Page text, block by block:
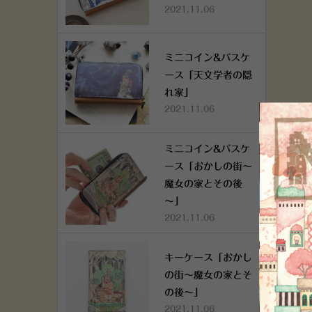
2021.11.06
ミニコイン&パスケ
ース「天文学者の隠
れ家」
2021.11.06
ミニコイン&パスケ
ース「おかしの街～
魔女の家とその後
～」
2021.11.06
キーケース「おかし
の街～魔女の家とそ
の後～」
2021.11.06